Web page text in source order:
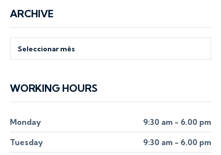
ARCHIVE
Seleccionar mês
WORKING HOURS
Monday 9:30 am - 6.00 pm
Tuesday 9:30 am - 6.00 pm